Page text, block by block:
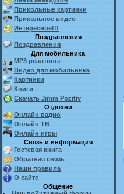
Прикольные картинки
Прикольное видео
Интересное!!!
Поздравления
Поздравления
Для мобильника
MP3 реалтоны
Видео для мобильника
Картинки
Книги
Скачать Jimm Pozitiv
Отдохни
Онлайн радио
Онлайн ТВ
Онлайн игры
Связь и информация
Гостевая книга
Обратная связь
Наши правила
О сайте
Общение